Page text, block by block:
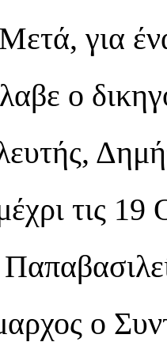
για
ο
τις 19
ο